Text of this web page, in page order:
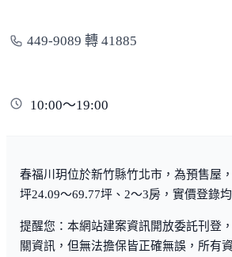
449-9089 轉 41885
10:00～19:00
春福川玥位於新竹縣竹北市，為預售屋
坪24.09～69.77坪、2～3房，實價登錄
提醒您：本網站建案資訊開放委託刊登
關資訊，但無法擔保皆正確無誤，所有